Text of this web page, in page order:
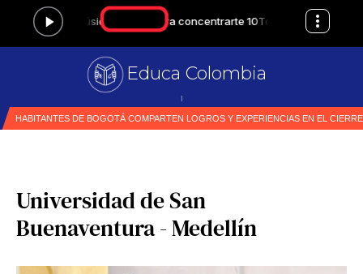
Educa Colombia
Prim
Universidad de San
Buenaventura - Medellín